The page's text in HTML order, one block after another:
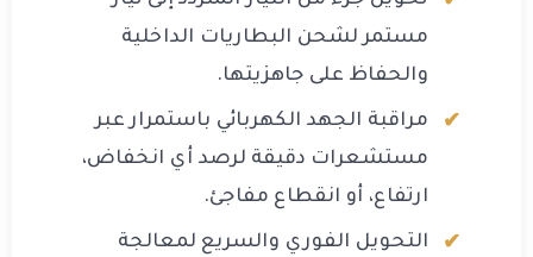
مستمر لشحن البطاريات الداخلية
والحفاظ على جاهزيتها.
مراقبة الجهد الكهربائي باستمرار عبر
مستشعرات دقيقة لرصد أي انخفاض،
ارتفاع، أو انقطاع مفاجئ.
التحويل الفوري والسريع لمعالجة